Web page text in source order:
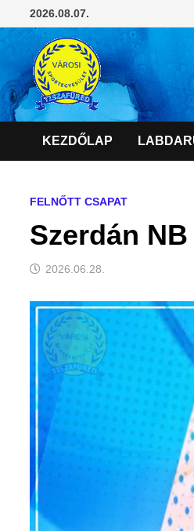
to
2026.08.07.
KEZDŐLAP
FELNŐTT CSAPAT
Szerdán
2026.06.28.